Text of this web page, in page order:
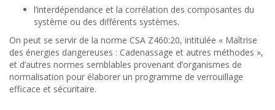
l’interdépendance et la corrélation des composantes du
système ou des différents systèmes.
On peut se servir de la norme CSA Z460:20, intitulée « Maîtrise
des énergies dangereuses : Cadenassage et autres méthodes »,
et d’autres normes semblables provenant d’organismes de
normalisation pour élaborer un programme de verrouillage
efficace et sécuritaire.